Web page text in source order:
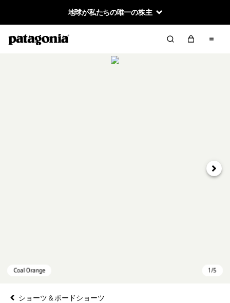
地球が私たちの唯一の株主
次へ
ショーツ＆ボードショーツ